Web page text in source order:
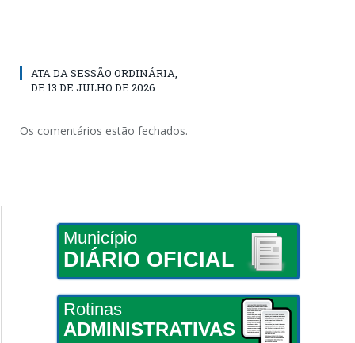
ATA DA SESSÃO ORDINÁRIA,
DE 13 DE JULHO DE 2026
Os comentários estão fechados.
Município
DIÁRIO OFICIAL
Rotinas
ADMINISTRATIVAS